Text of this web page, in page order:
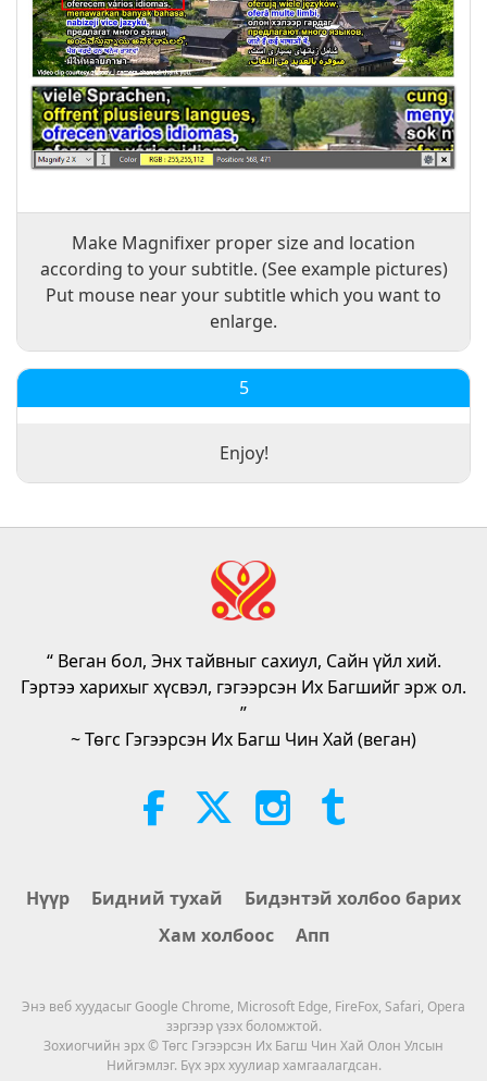
Make Magnifixer proper size and location
according to your subtitle. (See example pictures)
Put mouse near your subtitle which you want to
enlarge.
5
Enjoy!
“ Веган бол, Энх тайвныг сахиул, Сайн үйл хий.
Гэртээ харихыг хүсвэл, гэгээрсэн Их Багшийг эрж ол.
”
~ Төгс Гэгээрсэн Их Багш Чин Хай (веган)
Нүүр Бидний тухай
Бидэнтэй холбоо барих
Хам холбоос
Апп
Энэ веб хуудасыг Google Chrome, Microsoft Edge, FireFox, Safari, Opera
зэргээр үзэх боломжтой.
Зохиогчийн эрх © Төгс Гэгээрсэн Их Багш Чин Хай Олон Улсын
Нийгэмлэг. Бүх эрх хуулиар хамгаалагдсан.